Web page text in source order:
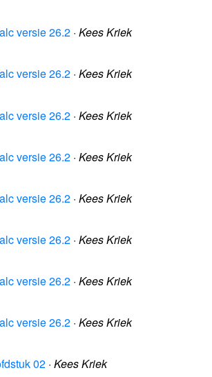
versie 26.2 · Kees Kriek
versie 26.2 · Kees Kriek
versie 26.2 · Kees Kriek
versie 26.2 · Kees Kriek
versie 26.2 · Kees Kriek
versie 26.2 · Kees Kriek
versie 26.2 · Kees Kriek
versie 26.2 · Kees Kriek
02 · Kees Kriek